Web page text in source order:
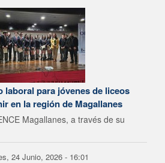
laboral para jóvenes de liceos
en la región de Magallanes
Magallanes, a través de su
24 Junio, 2026 - 16:01